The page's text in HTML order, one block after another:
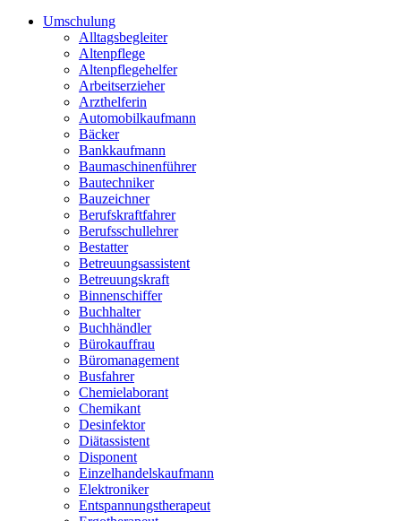
Umschulung
Alltagsbegleiter
Altenpflege
Altenpflegehelfer
Arbeitserzieher
Arzthelferin
Automobilkaufmann
Bäcker
Bankkaufmann
Baumaschinenführer
Bautechniker
Bauzeichner
Berufskraftfahrer
Berufsschullehrer
Bestatter
Betreuungsassistent
Betreuungskraft
Binnenschiffer
Buchhalter
Buchhändler
Bürokauffrau
Büromanagement
Busfahrer
Chemielaborant
Chemikant
Desinfektor
Diätassistent
Disponent
Einzelhandelskaufmann
Elektroniker
Entspannungstherapeut